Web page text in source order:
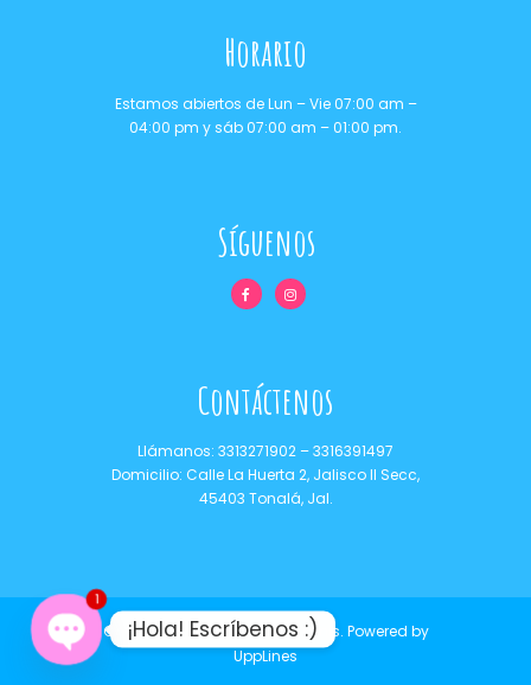
Horario
Estamos abiertos de Lun – Vie 07:00 am –
04:00 pm y sáb 07:00 am – 01:00 pm.
Síguenos
Contáctenos
Llámanos: 3313271902 –3316391497
Domicilio: Calle La Huerta 2, Jalisco II Secc,
45403 Tonalá, Jal.
Copyrights © 2021 Dulces Camis. Powered by
UppLines
¡Hola! Escríbenos :)
O
1